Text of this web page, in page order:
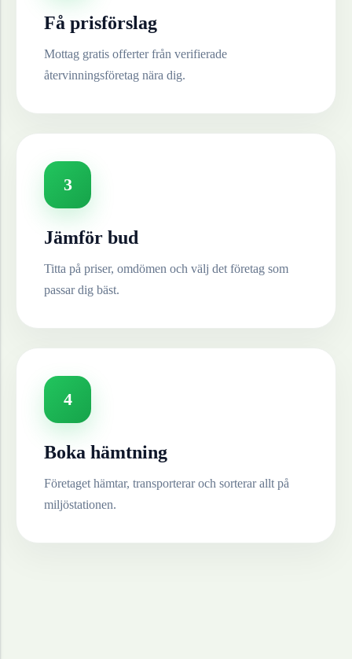
Få prisförslag
Mottag gratis offerter från verifierade
återvinningsföretag nära dig.
3
Jämför bud
Titta på priser, omdömen och välj det företag som
passar dig bäst.
4
Boka hämtning
Företaget hämtar, transporterar och sorterar allt på
miljöstationen.